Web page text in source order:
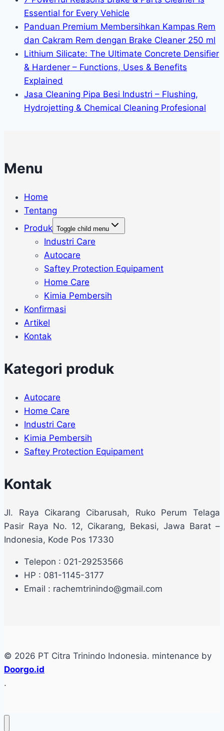
Essential for Every Vehicle
Panduan Premium Membersihkan Kampas Rem
dan Cakram Rem dengan Brake Cleaner 250 ml
Lithium Silicate: The Ultimate Concrete Densifier
& Hardener – Functions, Uses & Benefits
Explained
Jasa Cleaning Pipa Besi Industri – Flushing,
Hydrojetting & Chemical Cleaning Profesional
Menu
Home
Tentang
Produk Toggle child menu
Industri Care
Autocare
Saftey Protection Equipament
Home Care
Kimia Pembersih
Konfirmasi
Artikel
Kontak
Kategori produk
Autocare
Home Care
Industri Care
Kimia Pembersih
Saftey Protection Equipament
Kontak
Jl. Raya Cikarang Cibarusah, Ruko Perum Telaga
Pasir Raya No. 12, Cikarang, Bekasi, Jawa Barat –
Indonesia, Kode Pos 17330
Telepon : 021-29253566
HP : 081-1145-3177
Email : rachemtrinindo@gmail.com
© 2026 PT Citra Trinindo Indonesia. mintenance by
Doorgo.id
.